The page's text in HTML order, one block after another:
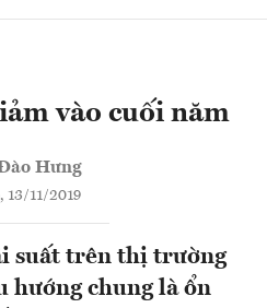
vào cuối năm
Hưng
13/11/2019
suất trên thị trường
hướng chung là ổn